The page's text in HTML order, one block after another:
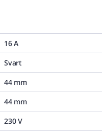
16 A
Svart
44 mm
44 mm
230 V